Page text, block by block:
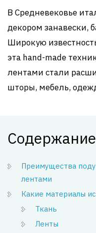
В Средневековье
декором занавески,
Широкую
эта hand-made
лентами стали
шторы, мебель,
Содержание
Преимущества
лентами
Какие материалы
Ткань
Ленты